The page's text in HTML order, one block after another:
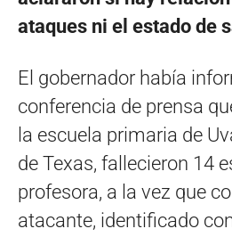
ataques ni el estado de
El gobernador había
conferencia de prensa
la escuela primaria de
de Texas, fallecieron 14
profesora, a la vez que
atacante, identificado